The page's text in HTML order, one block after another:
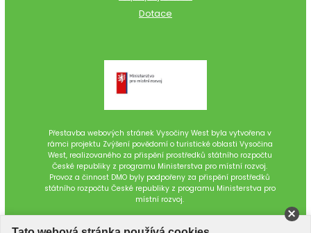
Dotace
Přestavba webových stránek Vysočiny West byla vytvořena v
rámci projektu Zvýšení povědomí o turistické oblasti Vysočina
West, realizovaného za přispění prostředků státního rozpočtu
České republiky z programu Ministerstva pro místní rozvoj.
Provoz a činnost DMO byly podpořeny za přispění prostředků
státního rozpočtu České republiky z programu Ministerstva pro
místní rozvoj.